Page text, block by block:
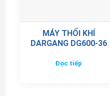
MÁY THỔI KHÍ
DARGANG DG600-36
Đọc tiếp